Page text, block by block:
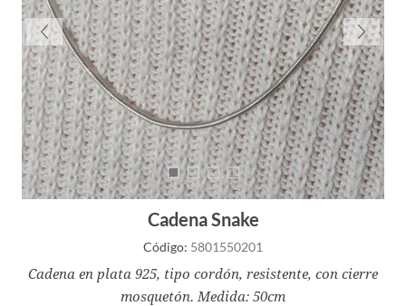
Cadena Snake
Código: 5801550201
Cadena en plata 925, tipo cordón, resistente, con cierre
mosquetón. Medida: 50cm